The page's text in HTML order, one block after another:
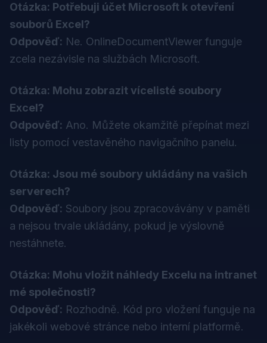
Otázka: Potřebuji účet Microsoft k otevření
souborů Excel?
Odpověď: Ne. OnlineDocumentViewer funguje
zcela nezávisle na službách Microsoft.
Otázka: Mohu zobrazit vícelisté soubory
Excel?
Odpověď: Ano. Můžete okamžitě přepínat mezi
listy pomocí vestavěného navigačního panelu.
Otázka: Jsou mé soubory ukládány na vašich
serverech?
Odpověď: Soubory jsou zpracovávány v paměti
a nejsou trvale ukládány, pokud je výslovně
nestáhnete.
Otázka: Mohu vložit náhledy Excelu na intranet
mé společnosti?
Odpověď: Rozhodně. Kód pro vložení funguje na
jakékoli webové stránce nebo interní platformě.